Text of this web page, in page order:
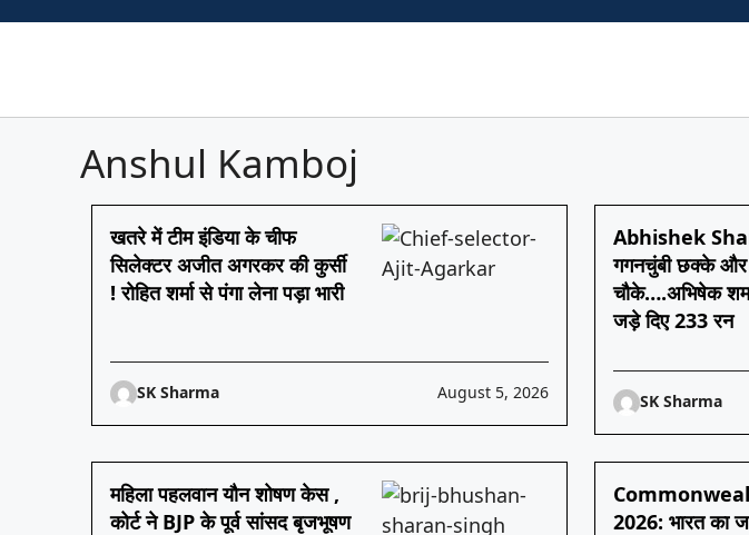
Anshul Kamboj
खतरे में टीम इंडिया के चीफ
सिलेक्टर अजीत अगरकर की कुर्सी
! रोहित शर्मा से पंगा लेना पड़ा भारी
SK Sharma August 5, 2026
Abhishek
गगनचुंबी छक्के
चौके….अभिषेक
जड़े दिए 233 रन
SK Sharma
महिला पहलवान यौन शोषण केस ,
कोर्ट ने BJP के पूर्व सांसद बृजभूषण
2026: भारत का